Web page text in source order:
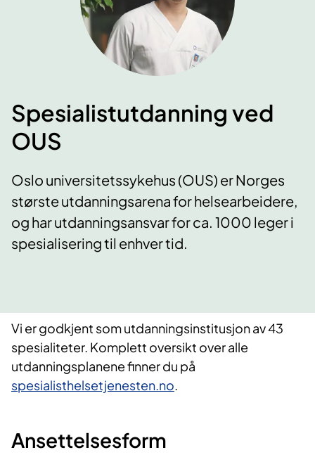
Spesialistutdanning ved
OUS
​Oslo universitetssykehus (OUS) er Norges
største utdanningsarena for helsearbeidere,
og har utdanningsansvar for ca. 1000 leger i
spesialisering til enhver tid.
Vi er godkjent som utdanningsinstitusjon av 43
spesialiteter. Komplett oversikt over alle
utdanningsplanene finner du på
spesialisthelsetjenesten.no.
Ansettelsesform